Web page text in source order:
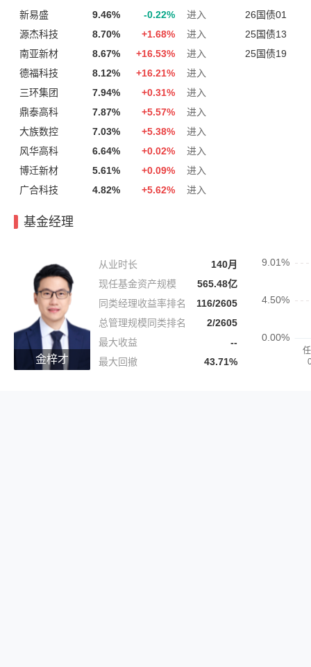
新易盛 9.46% -0.22%
进入
源杰科技
8.70% +1.68%
进入
南亚新材
8.67% +16.53%
进入
德福科技
8.12% +16.21%
进入
三环集团
7.94% +0.31%
进入
鼎泰高科
7.87% +5.57%
进入
大族数控
7.03% +5.38%
进入
风华高科
6.64% +0.02%
进入
博迁新材
5.61% +0.09%
进入
广合科技
4.82% +5.62% 进入
26国债01
25国债13
25国债19
基金经理
金梓才
从业时长
140月
现任基金资产规模
565.48亿
同类经理收益率排名
116/2605
总管理规模同类排名
2/2605
最大收益
--
最大回撤
43.71%